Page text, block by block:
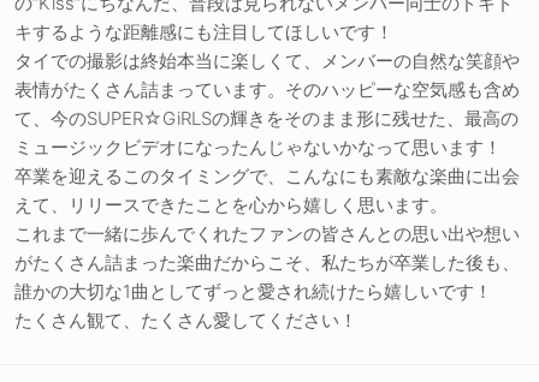
キするような距離感にも注目してほしいです！
タイでの撮影は終始本当に楽しくて、メンバーの自然な笑顔や
表情がたくさん詰まっています。そのハッピーな空気感も含め
て、今のSUPER☆GiRLSの輝きをそのまま形に残せた、最高の
ミュージックビデオになったんじゃないかなって思います！
卒業を迎えるこのタイミングで、こんなにも素敵な楽曲に出会
えて、リリースできたことを心から嬉しく思います。
これまで一緒に歩んでくれたファンの皆さんとの思い出や想い
がたくさん詰まった楽曲だからこそ、私たちが卒業した後も、
誰かの大切な1曲としてずっと愛され続けたら嬉しいです！
たくさん観て、たくさん愛してください！